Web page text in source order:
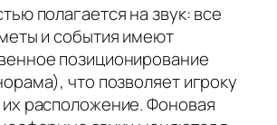
полагается на звук: все
и события имеют
позиционирование
что позволяет игроку
расположение. Фоновая